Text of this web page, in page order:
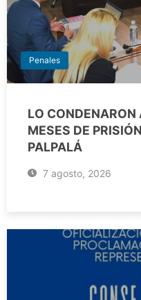
Penales
LO
MESES DE
PALPALÁ
7 agosto, 2026